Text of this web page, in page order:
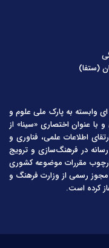
(ستفا)
وابسته به پارک ملی علوم و
با عنوان اختصاری «سینا» از
و ارتقای اطلاعات علمی، فناوری و
رسانه در فرهنگ‌سازی و ترویج
مقررات موضوعه کشوری
رسمی از وزارت فرهنگ و